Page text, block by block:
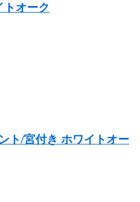
オーク
ト/宮付き ホワイトオー